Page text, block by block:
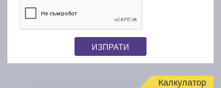
ИЗПРАТИ
Калкулатор